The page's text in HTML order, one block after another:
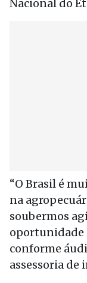
Nacional do
“O Brasil é
na
soubermos
oportunidade
conforme
assessoria de